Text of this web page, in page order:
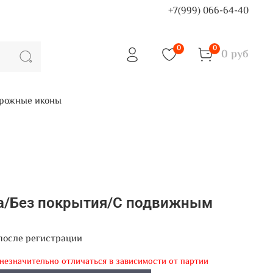
+7(999) 066-64-40
0 0 0 руб
иконы
Без покрытия/С подвижным
регистрации
отличаться в зависимости от партии